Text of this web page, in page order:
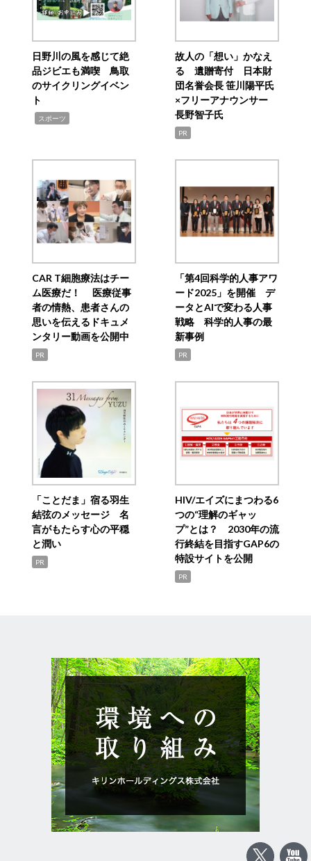
日野川の風を感じて絶
品ジビエも満喫 鳥取
のサイクリングイベン
ト
スポーツ
故人の「想い」かなえ
る 遺贈寄付 日本財
団名誉会長 笹川陽平氏
×フリーアナウンサー
長野智子氏
PR
CAR T細胞療法はチー
ム医療だ！ 医療従事
者の情熱、患者さんの
思いを伝えるドキュメ
ンタリー動画を公開中
PR
「第4回科学的人事アワ
ード2025」を開催 デ
ータとAIで変わる人事
戦略 科学的人事の最
新事例
PR
「ことだま」宿る羽生
結弦のメッセージ 名
言がもたらす心の平穏
と潤い
PR
HIV/エイズにまつわる6
つの“理解のギャッ
プ”とは？ 2030年の流
行終結を目指すGAP6の
特設サイトを公開
PR